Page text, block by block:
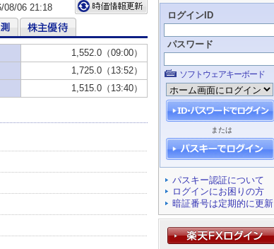
ログインID
パスワード
ソフトウェアキーボード
または
パスキー認証について
ログインにお困りの方
暗証番号は定期的に更新